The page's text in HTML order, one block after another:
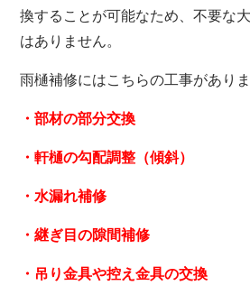
換することが可能なため、不要な
はありません。
雨樋補修にはこちらの工事がありま
・部材の部分交換
・軒樋の勾配調整（傾斜）
・水漏れ補修
・継ぎ目の隙間補修
・吊り金具や控え金具の交換